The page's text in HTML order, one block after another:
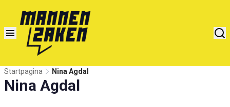
Startpagina Nina Agdal
Nina Agdal